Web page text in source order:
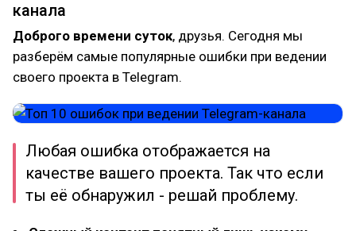
канала
Доброго времени суток, друзья. Сегодня мы
разберём самые популярные ошибки при ведении
своего проекта в Telegram.
Любая ошибка отображается на
качестве вашего проекта. Так что если
ты её обнаружил - решай проблему.